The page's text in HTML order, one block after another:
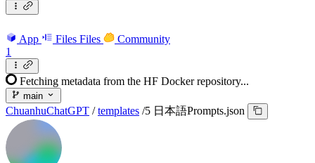
App Files Files
Community
1
Fetching metadata from the HF Docker repository...
main
ChuanhuChatGPT / templates /5 日本語Prompts.json